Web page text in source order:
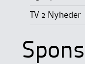
TV 2 Nyheder